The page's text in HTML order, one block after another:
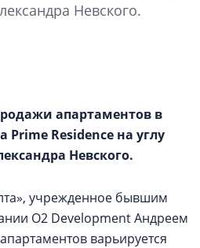
Невского.
апартаментов в
Prime Residence на углу
Невского.
учрежденное бывшим
О2 Development Андреем
варьируется